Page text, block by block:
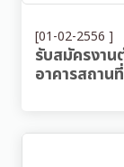
[01-02-2556 ]
รับสมัครงาน
อาคารสถา